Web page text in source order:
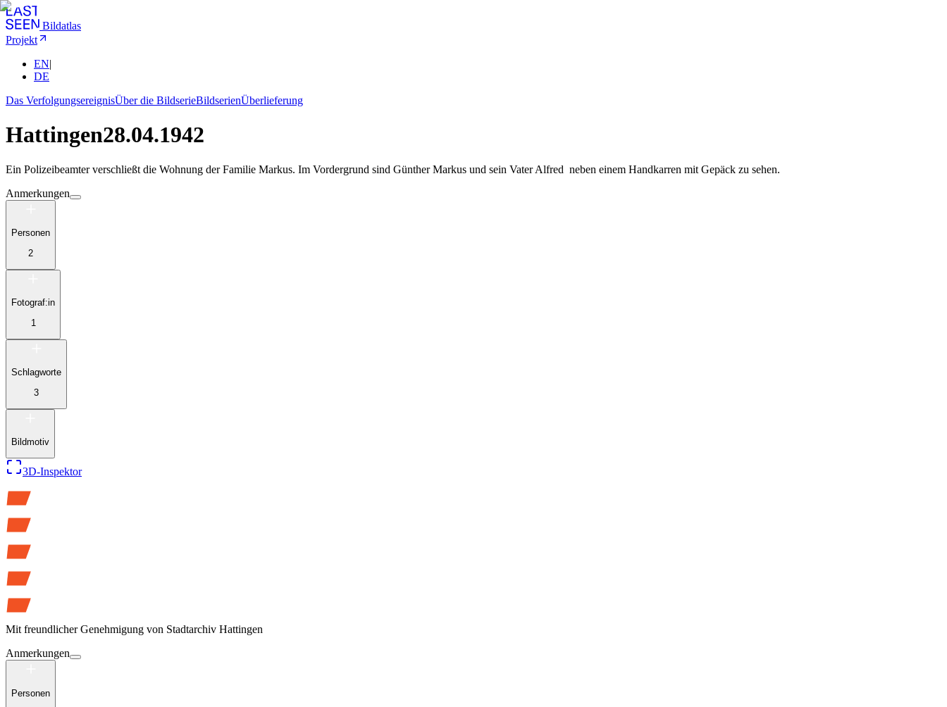
Bildatlas
Projekt
EN|
DE
Das VerfolgungsereignisÜber die BildserieBildserienÜberlieferung
Hattingen28.04.1942
Ein Polizeibeamter verschließt die Wohnung der Familie Markus. Im Vordergrund sind Günther Markus und sein Vater Alfred neben einem Handkarren mit Gepäck zu sehen.
Anmerkungen
Personen
2
Fotograf:in
1
Schlagworte
3
Bildmotiv
3D-Inspektor
Mit freundlicher Genehmigung von Stadtarchiv Hattingen
Anmerkungen
Personen